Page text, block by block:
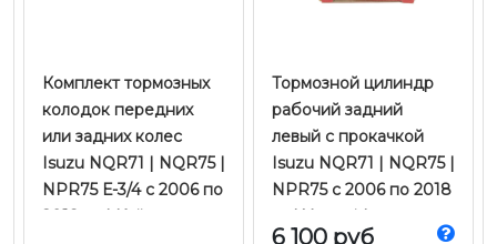
Комплект тормозных
колодок передних
или задних колес
Isuzu NQR71 | NQR75 |
NPR75 Е-3/4 с 2006 по
2018 гг. | Kujiwa
Тормозной цилиндр
рабочий задний
левый с прокачкой
Isuzu NQR71 | NQR75 |
NPR75 с 2006 по 2018
гг. | Yamasida
6 100 руб